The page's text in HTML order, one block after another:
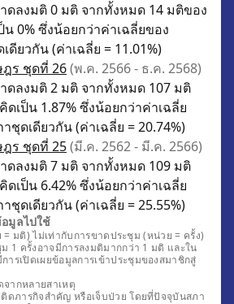
ดลงมติ 0 มติ จากทั้งหมด 14 มติของ
0% ซึ่งน้อยกว่าค่าเฉลี่ยของ
ดียวกัน (ค่าเฉลี่ย = 11.01%)
ร ชุดที่ 26(พ.ค. 2566 - ธ.ค. 2568)
ดลงมติ 2 มติ จากทั้งหมด 107 มติ
เป็น 1.87% ซึ่งน้อยกว่าค่าเฉลี่ย
ชุดเดียวกัน (ค่าเฉลี่ย = 20.74%)
ร ชุดที่ 25(มี.ค. 2562 - มี.ค. 2566)
ดลงมติ 7 มติ จากทั้งหมด 109 มติ
เป็น 6.42% ซึ่งน้อยกว่าค่าเฉลี่ย
ชุดเดียวกัน (ค่าเฉลี่ย = 25.55%)
มูลไปใช้
มติ) ไม่เท่ากับการขาดประชุม (หน่วย = ครั้ง)
ม 1 ครั้งอาจมีการลงมติมากกว่า 1 มติ และใน
ารเปิดเผยข้อมูลการเข้าประชุมของสมาชิกสู่
จากหลายสาเหตุ
ดภารกิจสำคัญ หรือเจ็บป่วย โดยที่ปัจจุบันสภา